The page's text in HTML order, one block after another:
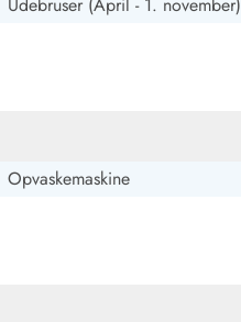
Opvaskemaskine